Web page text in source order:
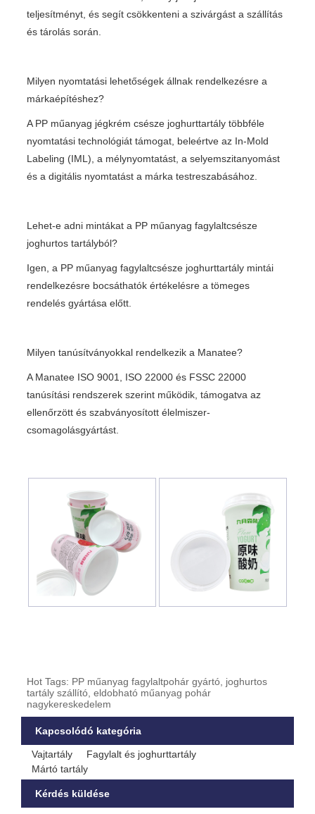
teljesítményt, és segít csökkenteni a szivárgást a szállítás
és tárolás során.
Milyen nyomtatási lehetőségek állnak rendelkezésre a
márkaépítéshez?
A PP műanyag jégkrém csésze joghurttartály többféle
nyomtatási technológiát támogat, beleértve az In-Mold
Labeling (IML), a mélynyomtatást, a selyemszitanyomást
és a digitális nyomtatást a márka testreszabásához.
Lehet-e adni mintákat a PP műanyag fagylaltcsésze
joghurtos tartályból?
Igen, a PP műanyag fagylaltcsésze joghurttartály mintái
rendelkezésre bocsáthatók értékelésre a tömeges
rendelés gyártása előtt.
Milyen tanúsítványokkal rendelkezik a Manatee?
A Manatee ISO 9001, ISO 22000 és FSSC 22000
tanúsítási rendszerek szerint működik, támogatva az
ellenőrzött és szabványosított élelmiszer-
csomagolásgyártást.
Hot Tags: PP műanyag fagylaltpohár gyártó, joghurtos
tartály szállító, eldobható műanyag pohár
nagykereskedelem
Kapcsolódó kategória
Vajtartály
Fagylalt és joghurttartály
Mártó tartály
Kérdés küldése